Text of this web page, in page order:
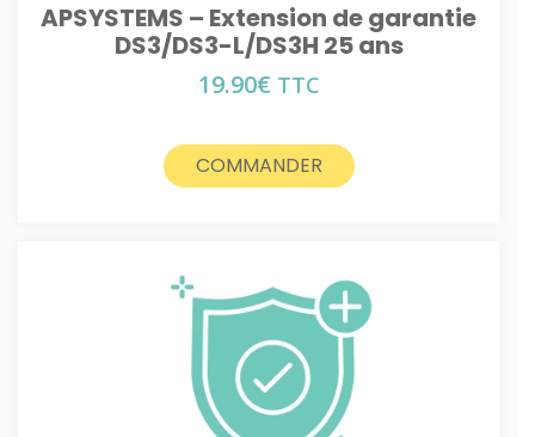
APSYSTEMS – Extension de garantie
DS3/DS3-L/DS3H 25 ans
19.90€ TTC
COMMANDER